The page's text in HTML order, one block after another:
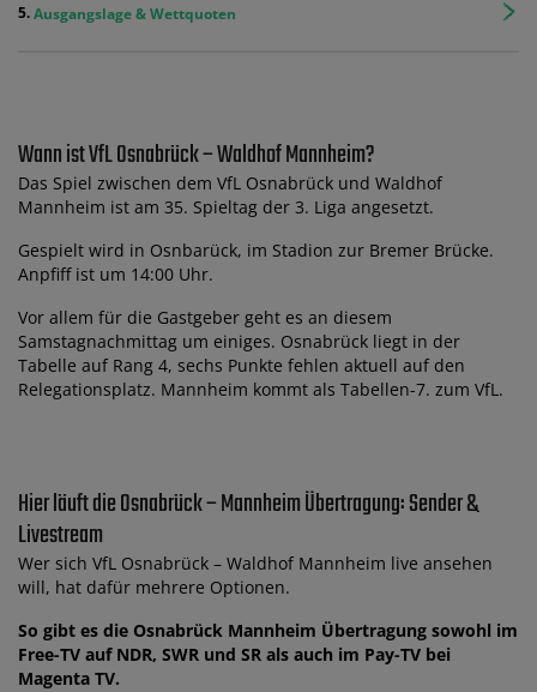
Ausgangslage & Wettquoten
Wann ist VfL Osnabrück – Waldhof Mannheim?
Das Spiel zwischen dem VfL Osnabrück und Waldhof
Mannheim ist am 35. Spieltag der 3. Liga angesetzt.
Gespielt wird in Osnbarück, im Stadion zur Bremer Brücke.
Anpfiff ist um 14:00 Uhr.
Vor allem für die Gastgeber geht es an diesem
Samstagnachmittag um einiges. Osnabrück liegt in der
Tabelle auf Rang 4, sechs Punkte fehlen aktuell auf den
Relegationsplatz. Mannheim kommt als Tabellen-7. zum VfL.
Hier läuft die Osnabrück – Mannheim Übertragung: Sender &
Livestream
Wer sich VfL Osnabrück – Waldhof Mannheim live ansehen
will, hat dafür mehrere Optionen.
So gibt es die Osnabrück Mannheim Übertragung sowohl im
Free-TV auf NDR, SWR und SR als auch im Pay-TV bei
Magenta TV.